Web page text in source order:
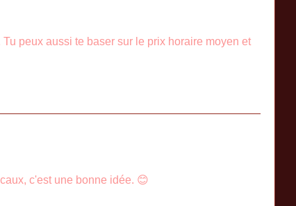
peux aussi te baser sur le prix horaire moyen et
c'est une bonne idée. 😊